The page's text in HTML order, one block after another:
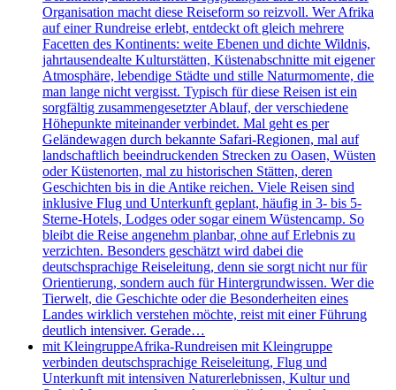
Organisation macht diese Reiseform so reizvoll. Wer Afrika
auf einer Rundreise erlebt, entdeckt oft gleich mehrere
Facetten des Kontinents: weite Ebenen und dichte Wildnis,
jahrtausendealte Kulturstätten, Küstenabschnitte mit eigener
Atmosphäre, lebendige Städte und stille Naturmomente, die
man lange nicht vergisst. Typisch für diese Reisen ist ein
sorgfältig zusammengesetzter Ablauf, der verschiedene
Höhepunkte miteinander verbindet. Mal geht es per
Geländewagen durch bekannte Safari-Regionen, mal auf
landschaftlich beeindruckenden Strecken zu Oasen, Wüsten
oder Küstenorten, mal zu historischen Stätten, deren
Geschichten bis in die Antike reichen. Viele Reisen sind
inklusive Flug und Unterkunft geplant, häufig in 3- bis 5-
Sterne-Hotels, Lodges oder sogar einem Wüstencamp. So
bleibt die Reise angenehm planbar, ohne auf Erlebnis zu
verzichten. Besonders geschätzt wird dabei die
deutschsprachige Reiseleitung, denn sie sorgt nicht nur für
Orientierung, sondern auch für Hintergrundwissen. Wer die
Tierwelt, die Geschichte oder die Besonderheiten eines
Landes wirklich verstehen möchte, reist mit einer Führung
deutlich intensiver. Gerade…
mit KleingruppeAfrika-Rundreisen mit Kleingruppe
verbinden deutschsprachige Reiseleitung, Flug und
Unterkunft mit intensiven Naturerlebnissen, Kultur und